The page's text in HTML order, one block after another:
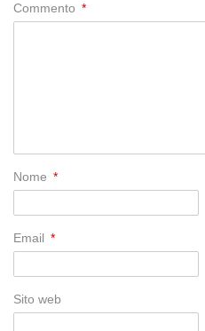
Commento *
Nome *
Email *
Sito web